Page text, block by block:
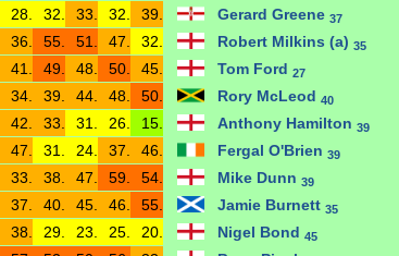
28. 32. 33. 32. 39. Gerard Greene 37
36. 55. 51. 47. 32. Robert Milkins (a) 35
41. 49. 48. 50. 45. Tom Ford 27
34. 39. 44. 48. 50. Rory McLeod 40
42. 33. 31. 26. 15. Anthony Hamilton 39
47. 31. 24. 37. 46. Fergal O'Brien 39
33. 38. 47. 59. 54. Mike Dunn 39
37. 40. 45. 46. 55. Jamie Burnett 35
38. 29. 23. 25. 20. Nigel Bond 45